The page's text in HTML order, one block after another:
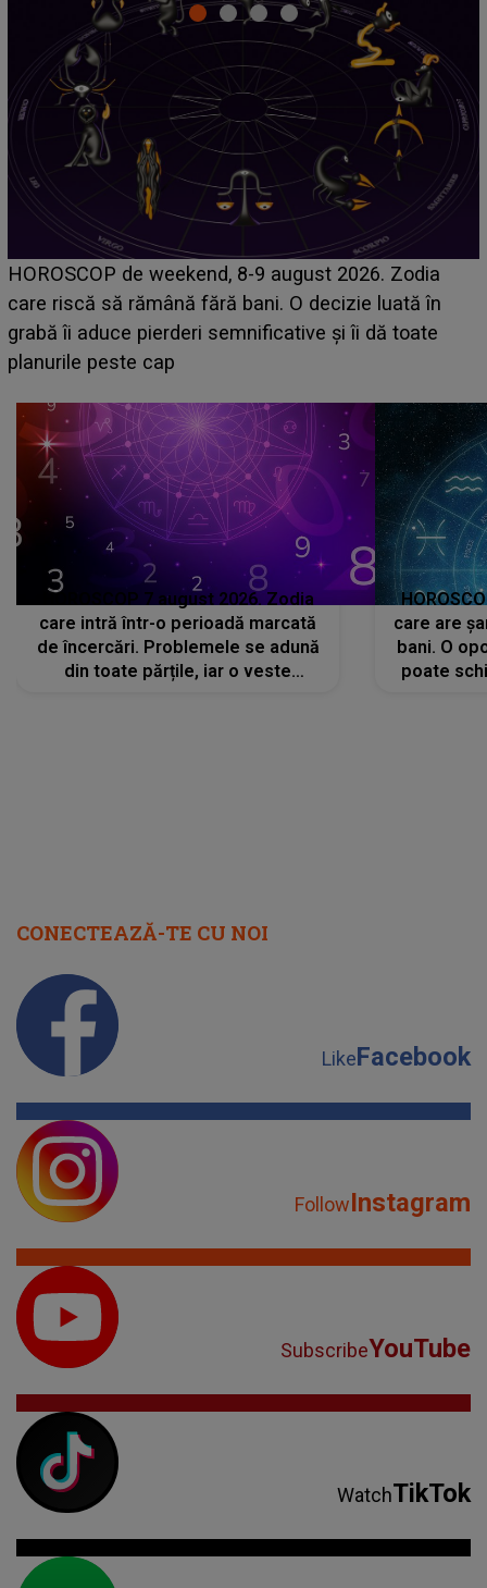
Emanuel a ținut ACEST DETALIU ASCUNS până
acum! În fața Alexandrei, concurentul din Casa Iubirii
face o MĂRTURISIRE NEAȘTEPTATĂ despre mama
sa: "I-am spus și ei în față, eu nu te iubesc pentru
HOROSCOP 7 august 2026. Zodia
care intră într-o perioadă marcată
de încercări. Problemele se adună
din toate părțile, iar o veste
care are
bani. O
poate
CONECTEAZĂ-TE CU NOI
LikeFacebook
FollowInstagram
SubscribeYouTube
WatchTikTok